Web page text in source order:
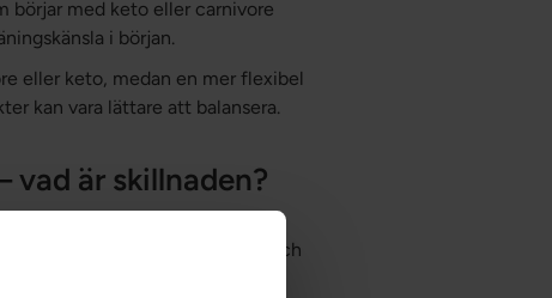
börjar med keto eller carnivore
i början.
eller keto, medan en mer flexibel
kan vara lättare att balansera.
vad är skillnaden?
som bär elektrisk laddning och